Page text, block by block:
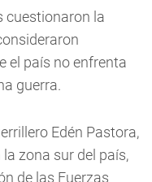
cuestionaron la
el país no enfrenta
guerra.
Edén Pastora,
zona sur del país,
de las Fuerzas